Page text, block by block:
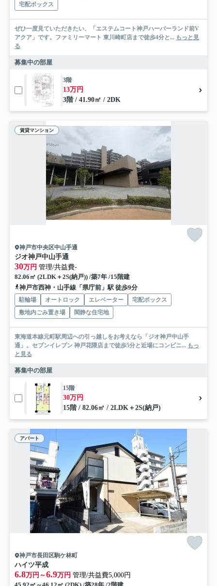
宅配ボックス
ぜひ一度見ていただきたい、「エステムコート神戸ハーバーランド前V
アクア」です。ファミリーマート 東川崎町店まで徒歩4分と... もっと見
る
募集中の部屋
3階
13万円
3階 / 41.90㎡ / 2DK
賃貸マンション
神戸市中央区中山手通
ジオ神戸中山手通
30万円 管理/共益費-
82.06㎡ (2LDK＋2S(納戸)) /築7年 /15階建
神戸市西神・山手線「県庁前」駅 徒歩9分
駐輪場 オートロック エレベーター
宅配ボックス
敷地内ごみ置き場
閑静な住宅地
東海道本線元町駅周辺への引っ越しをお考えなら「ジオ神戸中山手
通」。セブンイレブン 神戸花隈店まで徒歩5分と近場にコンビニ... もっ
と見る
募集中の部屋
15階
30万円
15階 / 82.06㎡ / 2LDK＋2S(納戸)
アパート
神戸市長田区駒ケ林町
ハイツ平成
6.8万円～6.9万円 管理/共益費5,000円